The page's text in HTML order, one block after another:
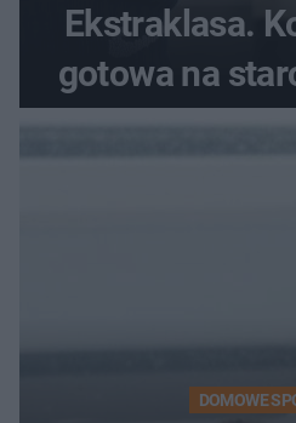
Ekstraklasa.
gotowa na
DOMOWE